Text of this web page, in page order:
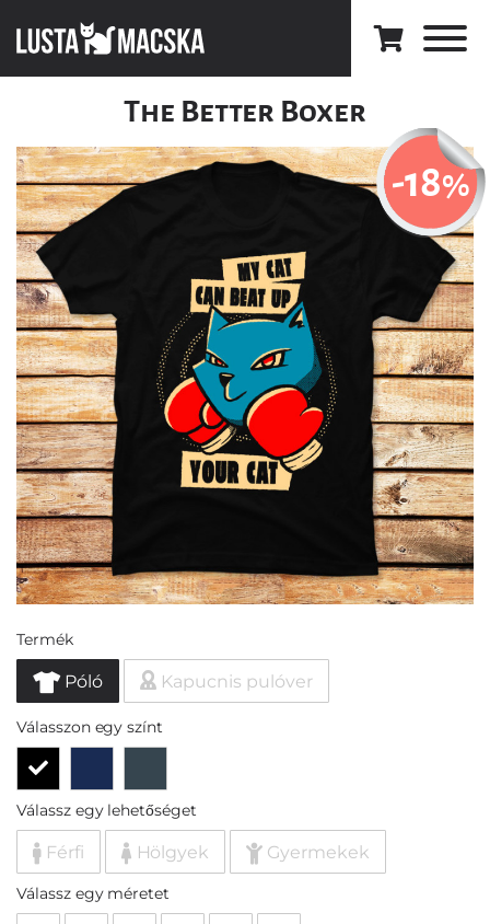
The Better Boxer
-18%
Termék
Póló Kapucnis pulóver
Válasszon egy színt
Válassz egy lehetőséget
Férfi Hölgyek Gyermekek
Válassz egy méretet